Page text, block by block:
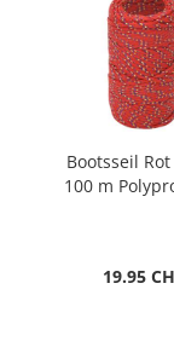
Bootsseil
100 m
19.95